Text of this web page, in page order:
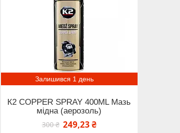
Залишився 1 день
К2 COPPER SPRAY 400ML Мазь
мідна (аерозоль)
300 ₴ 249,23 ₴